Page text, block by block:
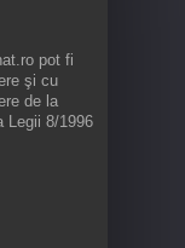
pot fi
şi cu
de la
Legii 8/1996